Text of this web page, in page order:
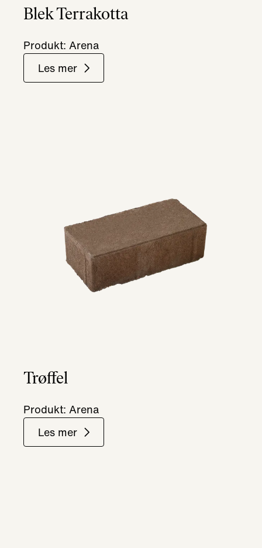
Blek Terrakotta
Produkt: Arena
Les mer
Trøffel
Produkt: Arena
Les mer